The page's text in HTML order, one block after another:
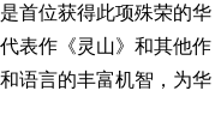
首位获得此项殊荣的华
表作《灵山》和其他作
语言的丰富机智，为华